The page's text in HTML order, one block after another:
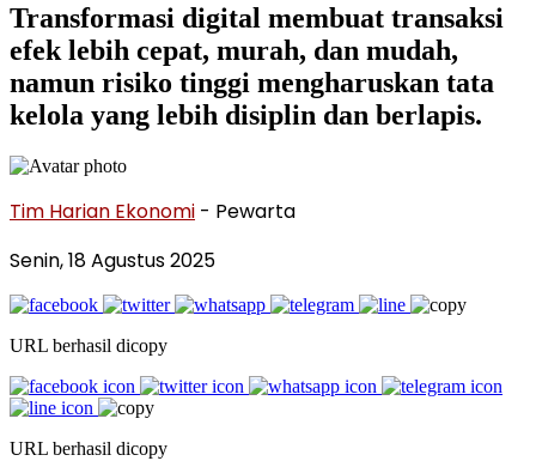
Transformasi digital membuat transaksi
efek lebih cepat, murah, dan mudah,
namun risiko tinggi mengharuskan tata
kelola yang lebih disiplin dan berlapis.
Tim Harian Ekonomi - Pewarta
Senin, 18 Agustus 2025
URL berhasil dicopy
URL berhasil dicopy